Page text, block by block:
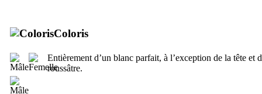
Coloris
Entièrement d’un blanc parfait, à l’exception de la tête et
roussâtre.